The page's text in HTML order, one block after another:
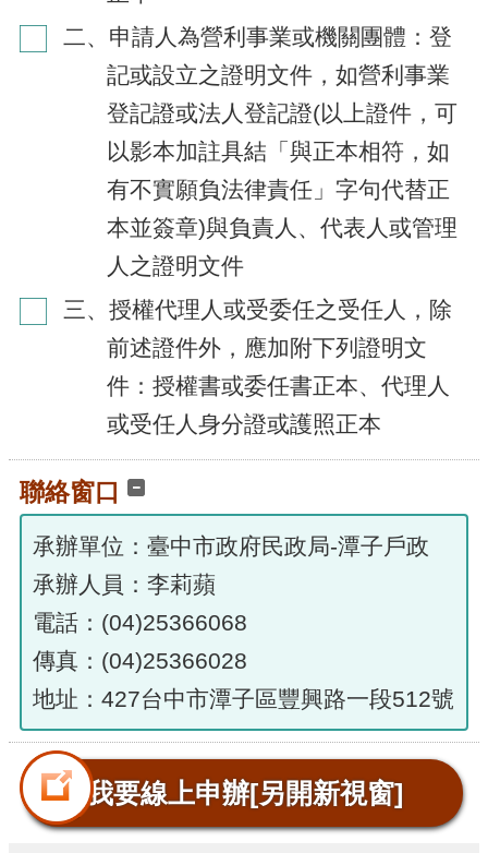
二、申請人為營利事業或機關團體：登
記或設立之證明文件，如營利事業
登記證或法人登記證(以上證件，可
以影本加註具結「與正本相符，如
有不實願負法律責任」字句代替正
本並簽章)與負責人、代表人或管理
人之證明文件
三、授權代理人或受委任之受任人，除
前述證件外，應加附下列證明文
件：授權書或委任書正本、代理人
或受任人身分證或護照正本
聯絡窗口
承辦單位：臺中市政府民政局-潭子戶政
承辦人員：李莉蘋
電話：(04)25366068
傳真：(04)25366028
地址：427台中市潭子區豐興路一段512號
我要線上申辦[另開新視窗]